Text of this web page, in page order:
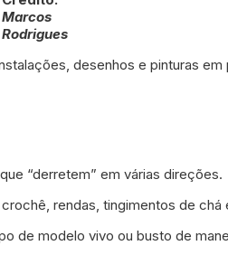
Marcos
Rodrigues
desenhos e pinturas
“derretem” em várias direções.
rendas, tingimentos de chá
de modelo vivo ou busto de